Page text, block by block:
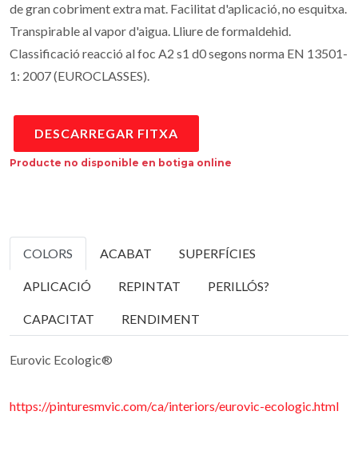
de gran cobriment extra mat. Facilitat d'aplicació, no esquitxa.
Transpirable al vapor d'aigua. Lliure de formaldehid.
Classificació reacció al foc A2 s1 d0 segons norma EN 13501-
1: 2007 (EUROCLASSES).
DESCARREGAR FITXA
Producte no disponible en botiga online
COLORS ACABAT SUPERFÍCIES
APLICACIÓ REPINTAT PERILLÓS?
CAPACITAT RENDIMENT
Eurovic Ecologic®
https://pinturesmvic.com/ca/interiors/eurovic-ecologic.html